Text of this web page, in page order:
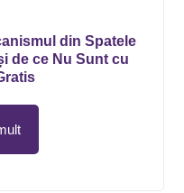
din Spatele
de ce Nu Sunt cu